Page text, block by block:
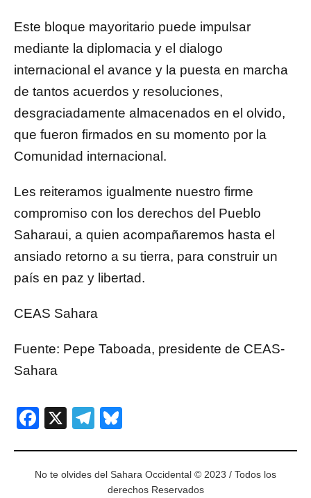
Este bloque mayoritario puede impulsar
mediante la diplomacia y el dialogo
internacional el avance y la puesta en marcha
de tantos acuerdos y resoluciones,
desgraciadamente almacenados en el olvido,
que fueron firmados en su momento por la
Comunidad internacional.
Les reiteramos igualmente nuestro firme
compromiso con los derechos del Pueblo
Saharaui, a quien acompañaremos hasta el
ansiado retorno a su tierra, para construir un
país en paz y libertad.
CEAS Sahara
Fuente: Pepe Taboada, presidente de CEAS-
Sahara
Facebook
X Telegram
No te olvides del Sahara Occidental © 2023 / Todos los
derechos Reservados